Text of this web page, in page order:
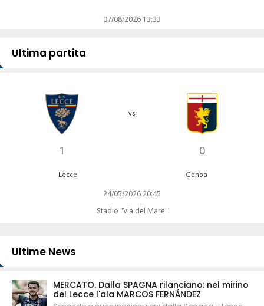
07/08/2026 13:33
Ultima partita
1
vs
0
Lecce Genoa
24/05/2026 20:45
Stadio "Via del Mare"
Ultime News
MERCATO. Dalla SPAGNA rilanciano: nel mirino
del Lecce l'ala MARCOS FERNÁNDEZ